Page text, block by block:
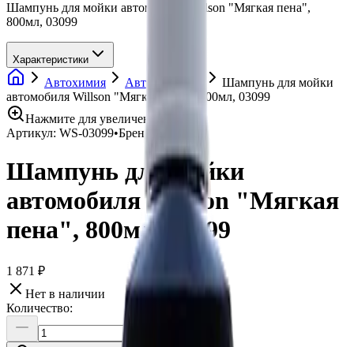
Шампунь для мойки автомобиля Willson "Мягкая пена",
800мл, 03099
Характеристики
Автохимия Автошампуни
Шампунь для мойки
автомобиля Willson "Мягкая пена", 800мл, 03099
Нажмите для увеличения
Артикул: WS-03099•Бренд:
Шампунь для мойки
автомобиля Willson "Мягкая
пена", 800мл, 03099
1 871 ₽
Нет в наличии
Количество: